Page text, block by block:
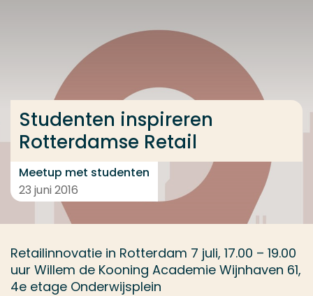
Studenten inspireren
Rotterdamse Retail
Meetup met studenten
23 juni 2016
Retailinnovatie in Rotterdam 7 juli, 17.00 – 19.00
uur Willem de Kooning Academie Wijnhaven 61,
4e etage Onderwijsplein
Veel gezocht
Opleiding
Contact